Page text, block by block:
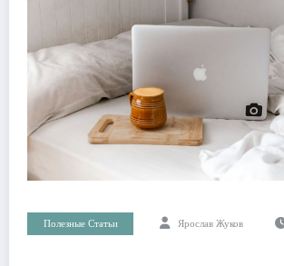
Полезные Статьи Ярослав Жуков